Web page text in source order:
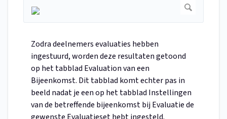
Zodra deelnemers evaluaties hebben
ingestuurd, worden deze resultaten getoond
op het tabblad Evaluation van een
Bijeenkomst. Dit tabblad komt echter pas in
beeld nadat je een op het tabblad Instellingen
van de betreffende bijeenkomst bij Evaluatie de